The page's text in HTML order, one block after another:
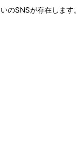
のSNSが存在します。